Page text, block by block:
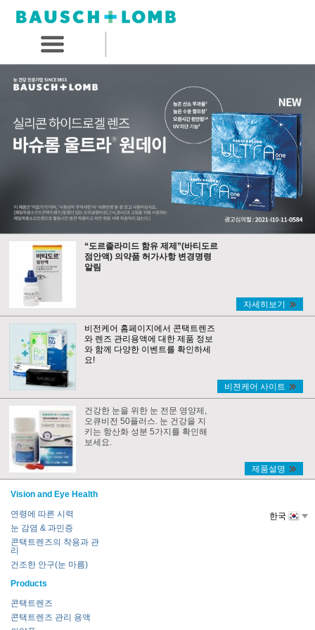
“도르졸라미드 함유 제제”(바티도르
점안액) 의약품 허가사항 변경명령
알림
자세히보기
비전케어 홈페이지에서 콘택트렌즈
와 렌즈 관리용액에 대한 제품 정보
와 함께 다양한 이벤트를 확인하세
요!
비젼케어 사이트
건강한 눈을 위한 눈 전문 영양제,
오큐비전 50플러스. 눈 건강을 지
키는 항산화 성분 5가지를 확인해
보세요.
제품설명
Vision and Eye Health
연령에 따른 시력
눈 감염 & 과민증
콘택트렌즈의 착용과 관
리
건조한 안구(눈 마름)
Products
콘택트렌즈
콘택트렌즈 관리 용액
한국